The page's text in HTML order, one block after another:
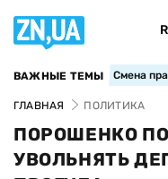
ВАЖНЫЕ ТЕМЫ Смена
ГЛАВНАЯ ПОЛИТИКА
ПОРОШЕНКО
УВОЛЬНЯТЬ